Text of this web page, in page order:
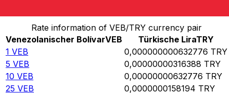
Rate information of VEB/TRY currency pair
Venezolanischer BolívarVEB Türkische LiraTRY
1 VEB 0,000000000632776 TRY
5 VEB 0,00000000316388 TRY
10 VEB 0,00000000632776 TRY
25 VEB 0,0000000158194 TRY